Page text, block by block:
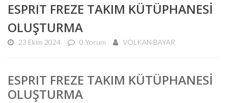
ESPRIT FREZE TAKIM KÜTÜPHANESİ
OLUŞTURMA
23 Ekim 2024 0 Yorum VOLKAN BAYAR
ESPRIT FREZE TAKIM KÜTÜPHANESİ
OLUŞTURMA